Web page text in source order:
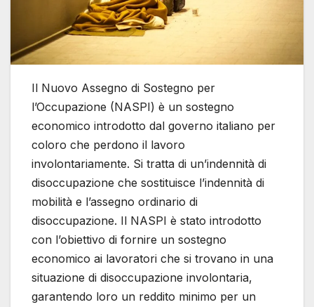
Il Nuovo Assegno di Sostegno per
l’Occupazione (NASPI) è un sostegno
economico introdotto dal governo italiano per
coloro che perdono il lavoro
involontariamente. Si tratta di un’indennità di
disoccupazione che sostituisce l’indennità di
mobilità e l’assegno ordinario di
disoccupazione. Il NASPI è stato introdotto
con l’obiettivo di fornire un sostegno
economico ai lavoratori che si trovano in una
situazione di disoccupazione involontaria,
garantendo loro un reddito minimo per un